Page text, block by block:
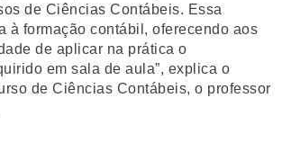
de Ciências Contábeis. Essa
à formação contábil, oferecendo aos
de aplicar na prática o
em sala de aula”, explica o
de Ciências Contábeis, o professor